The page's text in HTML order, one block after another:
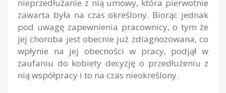
nieprzedłużanie z nią umowy, która pierwotnie
zawarta była na czas określony. Biorąc jednak
pod uwagę zapewnienia pracownicy, o tym że
jej choroba jest obecnie już zdiagnozowana, co
wpłynie na jej obecności w pracy, podjął w
zaufaniu do kobiety decyzję o przedłużeniu z
nią współpracy i to na czas nieokreślony.